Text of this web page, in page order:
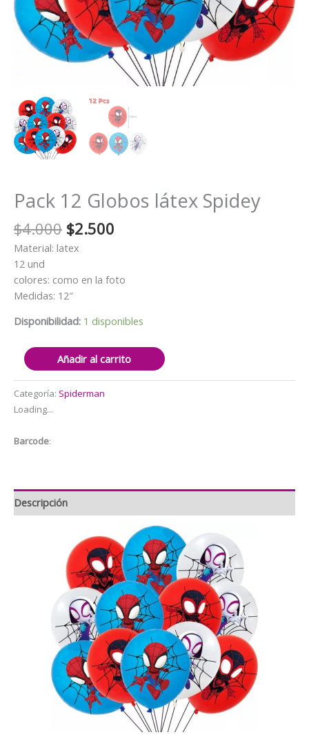
Pack 12 Globos látex Spidey
$4.000 El
precio
era:
$4.000.
$2.500
es:
Material: latex
12 und
colores: como en la foto
Medidas: 12″
Disponibilidad: 1 disponibles
Pack
Globos
látex
Spidey
Añadir al carrito
Categoría: Spiderman
Loading...
Barcode:
Descripción